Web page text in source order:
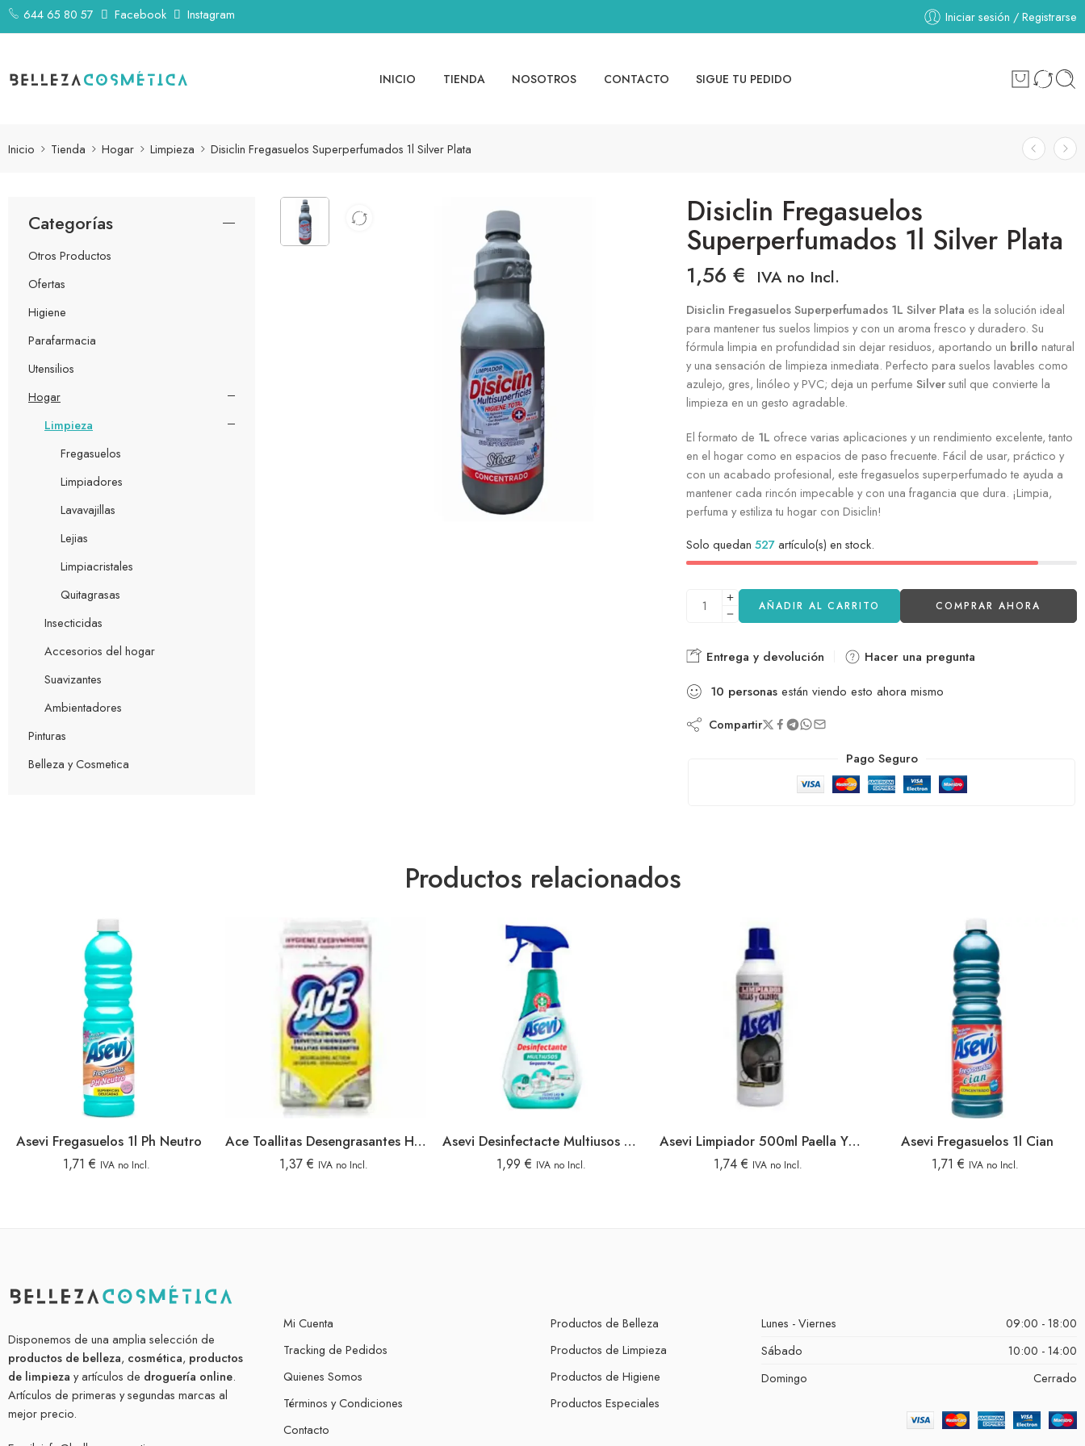
644 65 80 57 Facebook Instagram Iniciar sesión / Registrarse
INICIO TIENDA NOSOTROS CONTACTO SIGUE TU PEDIDO
Inicio Tienda Hogar Limpieza Disiclin Fregasuelos Superperfumados 1l Silver Plata
Disiclin Fregasuelos
Superperfumados 1l Silver Plata
1,56 € IVA no Incl.
Disiclin Fregasuelos Superperfumados 1L Silver Plata es la solución ideal
para mantener tus suelos limpios y con un aroma fresco y duradero. Su
fórmula limpia en profundidad sin dejar residuos, aportando un brillo natural
y una sensación de limpieza inmediata. Perfecto para suelos lavables como
azulejo, gres, linóleo y PVC; deja un perfume Silversutil que convierte la
limpieza en un gesto agradable.
El formato de 1L ofrece varias aplicaciones y un rendimiento excelente, tanto
en el hogar como en espacios de paso frecuente. Fácil de usar, práctico y
con un acabado profesional, este fregasuelos superperfumado te ayuda a
mantener cada rincón impecable y con una fragancia que dura. ¡Limpia,
perfuma y estiliza tu hogar con Disiclin!
Solo quedan 527artículo(s) en stock.
AÑADIR AL CARRITO COMPRAR AHORA
Entrega y devolución
Hacer una pregunta
10 personas están viendo esto ahora mismo
Compartir
Pago Seguro
Categorías
Otros Productos
Ofertas
Higiene
Parafarmacia
Utensilios
Hogar
Limpieza
Fregasuelos
Limpiadores
Lavavajillas
Lejias
Limpiacristales
Quitagrasas
Insecticidas
Accesorios del hogar
Suavizantes
Ambientadores
Pinturas
Belleza y Cosmetica
Productos relacionados
Asevi Fregasuelos 1l Ph Neutro
1,71 € IVA no Incl.
Ace Toallitas Desengrasantes Higienizantes 40u
1,37 € IVA no Incl.
Asevi Desinfectacte Multiusos Gerpost 750ml Pistola
1,99 € IVA no Incl.
Asevi Limpiador 500ml Paella Y Calderos
1,74 € IVA no Incl.
Asevi Fregasuelos 1l Cian
1,71 € IVA no Incl.
Disponemos de una amplia selección de
productos de belleza, cosmética, productos
de limpieza y artículos de droguería online.
Artículos de primeras y segundas marcas al
mejor precio.
Mi Cuenta
Tracking de Pedidos
Quienes Somos
Términos y Condiciones
Contacto
Productos de Belleza
Productos de Limpieza
Productos de Higiene
Productos Especiales
Lunes - Viernes
09:00 - 18:00
Sábado
10:00 - 14:00
Domingo
Cerrado